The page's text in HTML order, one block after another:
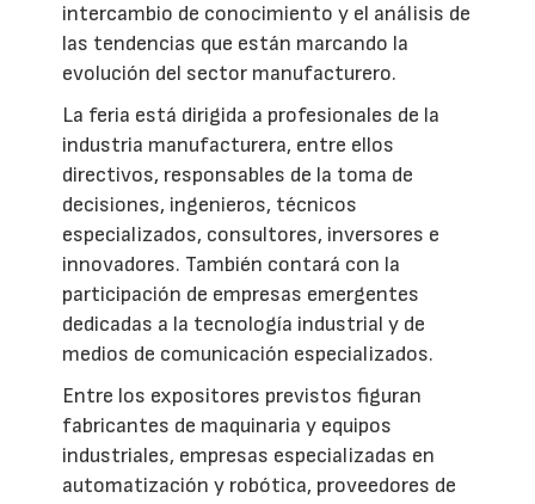
intercambio de conocimiento y el análisis de
las tendencias que están marcando la
evolución del sector manufacturero.
La feria está dirigida a profesionales de la
industria manufacturera, entre ellos
directivos, responsables de la toma de
decisiones, ingenieros, técnicos
especializados, consultores, inversores e
innovadores. También contará con la
participación de empresas emergentes
dedicadas a la tecnología industrial y de
medios de comunicación especializados.
Entre los expositores previstos figuran
fabricantes de maquinaria y equipos
industriales, empresas especializadas en
automatización y robótica, proveedores de